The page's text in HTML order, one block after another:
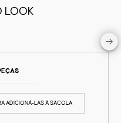
LOOK
ADICIONÁ-LAS À SACOLA